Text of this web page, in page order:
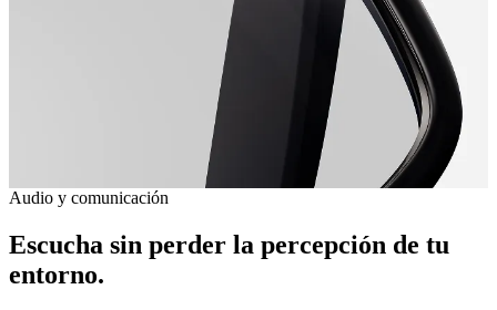
Audio y comunicación
Escucha sin perder la percepción de tu
entorno.